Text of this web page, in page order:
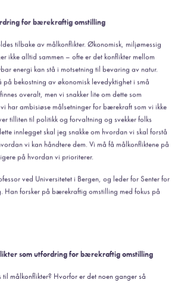
for bærekraftig omstilling
tilbake av målkonflikter. Økonomisk, miljømessig
ikke alltid sammen – ofte er det konflikter mellom
energi kan stå i motsetning til bevaring av natur.
bekostning av økonomisk levedyktighet i små
overalt, men vi snakker lite om dette som
har ambisiøse målsetninger for bærekraft som vi ikke
tilliten til politikk og forvaltning og svekker folks
innlegget skal jeg snakke om hvordan vi skal forstå
vi kan håndtere dem. Vi må få målkonfliktene på
på hvordan vi prioriterer.
ved Universitetet i Bergen, og leder for Senter for
Han forsker på bærekraftig omstilling med fokus på
som utfordring for bærekraftig omstilling
målkonflikter? Hvorfor er det noen ganger så